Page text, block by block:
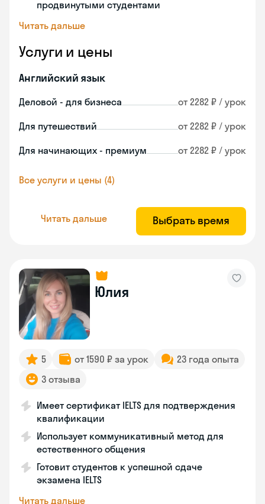
продвинутыми студентами
Читать дальше
Услуги и цены
Английский язык
Деловой - для бизнеса от 2282 ₽ / урок
Для путешествий от 2282 ₽ / урок
Для начинающих - премиум от 2282 ₽ / урок
Все услуги и цены (4)
Читать дальше Выбрать время
Юлия
5 от 1590 ₽ за урок
23 года опыта
3 отзыва
Имеет сертификат IELTS для подтверждения
квалификации
Использует коммуникативный метод для
естественного общения
Готовит студентов к успешной сдаче
экзамена IELTS
Читать дальше